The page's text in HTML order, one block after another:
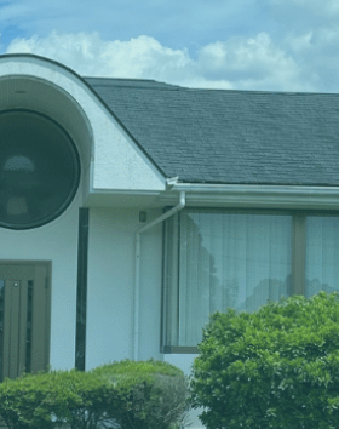
いつも笑顔の
あなたのために